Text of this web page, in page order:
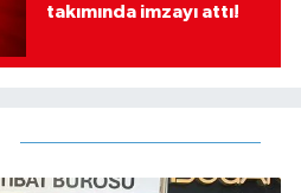
takımında imzayı attı!